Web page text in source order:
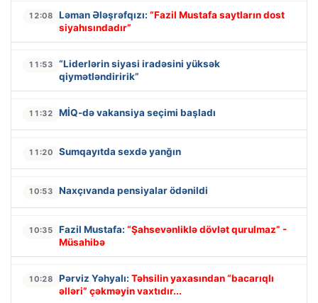
12:08 Ləman Ələşrəfqızı: “Fazil Mustafa saytların dost
siyahısındadır”
11:53
“Liderlərin siyasi iradəsini yüksək
qiymətləndiririk”
11:32 MİQ-də vakansiya seçimi başladı
11:20 Sumqayıtda sexdə yanğın
10:53 Naxçıvanda pensiyalar ödənildi
10:35 Fazil Mustafa: “Şahsevənliklə dövlət qurulmaz” -
Müsahibə
10:28 Pərviz Yəhyalı: Təhsilin yaxasından “bacarıqlı
əlləri” çəkməyin vaxtıdır...